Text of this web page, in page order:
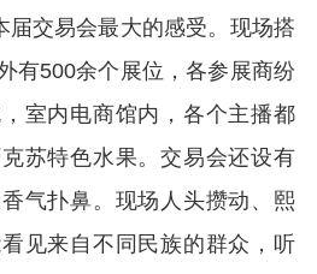
届交易会最大的感受。现场搭
有500余个展位，各参展商纷
室内电商馆内，各个主播都
苏特色水果。交易会还设有
气扑鼻。现场人头攒动、熙
见来自不同民族的群众，听